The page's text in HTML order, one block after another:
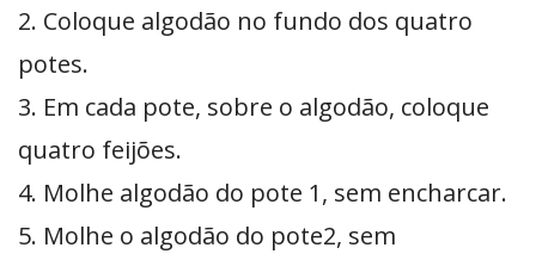
2. Coloque algodão no fundo dos quatro
potes.
3. Em cada pote, sobre o algodão, coloque
quatro feijões.
4. Molhe algodão do pote 1, sem encharcar.
5. Molhe o algodão do pote2, sem